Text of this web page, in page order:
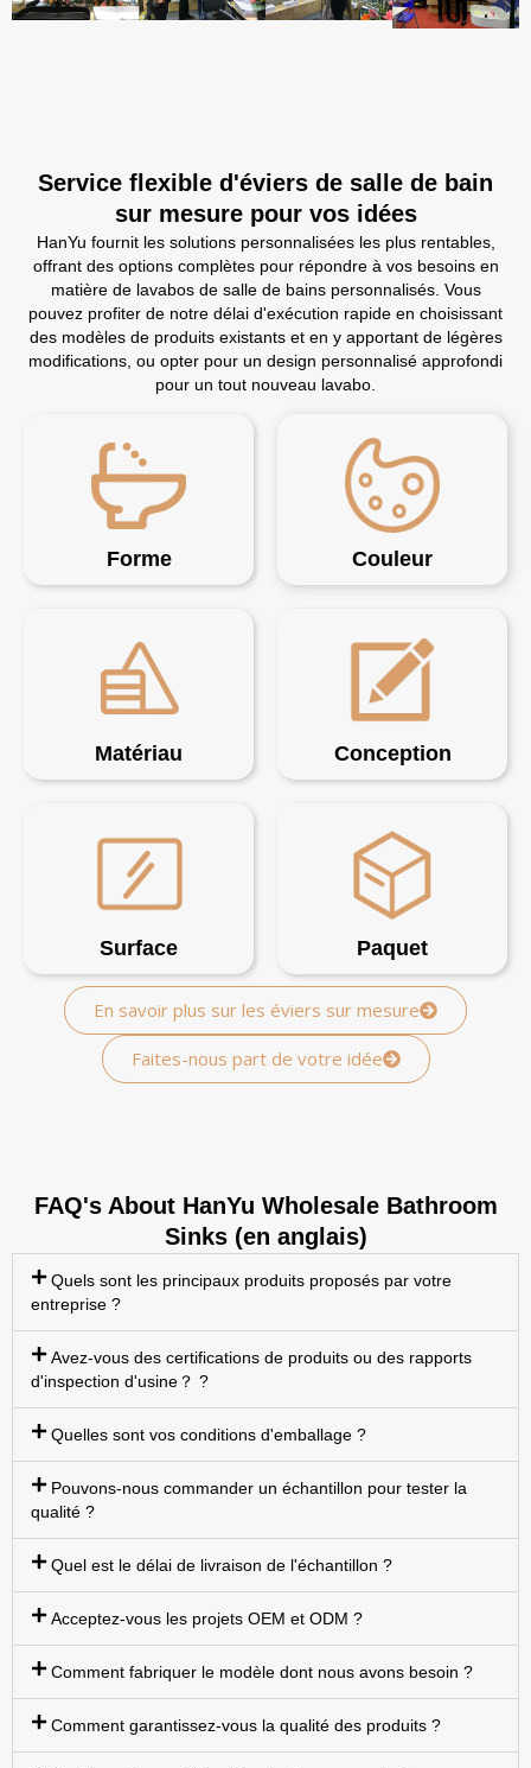
Service flexible d'éviers de salle de bain
sur mesure pour vos idées
HanYu fournit les solutions personnalisées les plus rentables,
offrant des options complètes pour répondre à vos besoins en
matière de lavabos de salle de bains personnalisés. Vous
pouvez profiter de notre délai d'exécution rapide en choisissant
des modèles de produits existants et en y apportant de légères
modifications, ou opter pour un design personnalisé approfondi
pour un tout nouveau lavabo.
Forme Couleur
Matériau Conception
Surface Paquet
En savoir plus sur les éviers sur mesure
Faites-nous part de votre idée
FAQ's About HanYu Wholesale Bathroom
Sinks (en anglais)
Quels sont les principaux produits proposés par votre
entreprise ?
Avez-vous des certifications de produits ou des rapports
d'inspection d'usine？ ?
Quelles sont vos conditions d'emballage ?
Pouvons-nous commander un échantillon pour tester la
qualité ?
Quel est le délai de livraison de l'échantillon ?
Acceptez-vous les projets OEM et ODM ?
Comment fabriquer le modèle dont nous avons besoin ?
Comment garantissez-vous la qualité des produits ?